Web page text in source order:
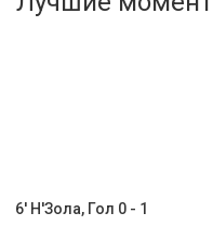
Активировать промокод
6' Н'Зола, Гол 0 - 1